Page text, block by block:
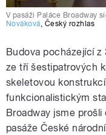
V pasáži Paláce Broadway
Nováková, Český rozhlas
Budova pocházející
ze tří šestipatrových
skeletovou
funkcionalistickým
Broadway jsme
pasáže České